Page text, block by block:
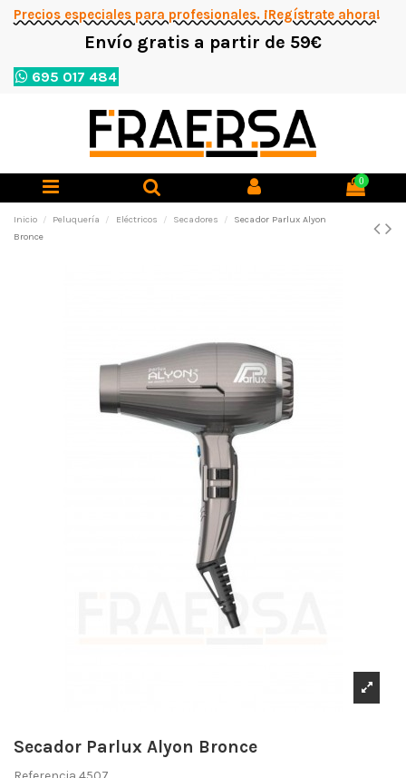
Precios especiales para profesionales. ¡Regístrate ahora!
Envío gratis a partir de 59€
695 017 484
0
Inicio Peluquería Eléctricos Secadores
Secador Parlux Alyon
Bronce
Secador Parlux Alyon Bronce